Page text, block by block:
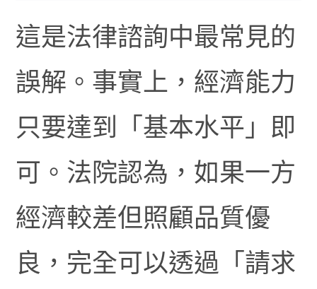
這是法律諮詢中最常見的
誤解。事實上，經濟能力
只要達到「基本水平」即
可。法院認為，如果一方
經濟較差但照顧品質優
良，完全可以透過「請求